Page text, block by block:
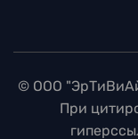
© ООО
При